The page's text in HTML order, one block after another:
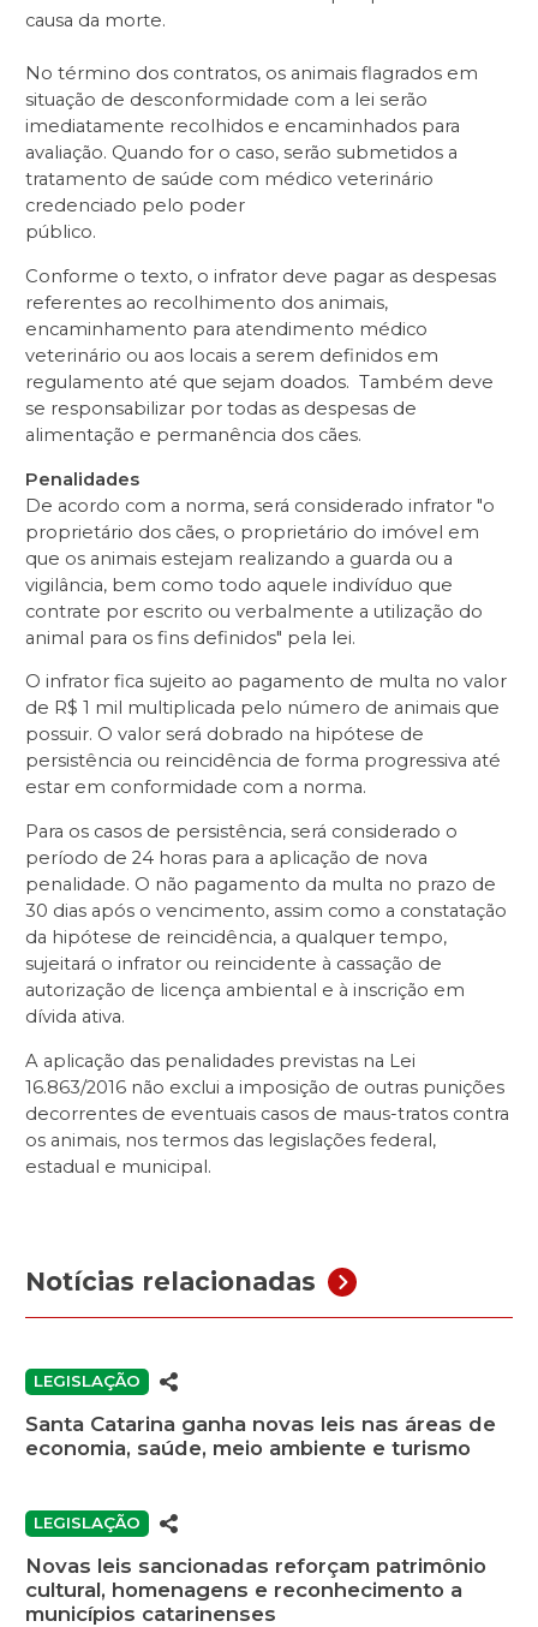
causa da morte.
No término dos contratos, os animais flagrados em
situação de desconformidade com a lei serão
imediatamente recolhidos e encaminhados para
avaliação. Quando for o caso, serão submetidos a
tratamento de saúde com médico veterinário
credenciado pelo poder
público.
Conforme o texto, o infrator deve pagar as despesas
referentes ao recolhimento dos animais,
encaminhamento para atendimento médico
veterinário ou aos locais a serem definidos em
regulamento até que sejam doados. Também deve
se responsabilizar por todas as despesas de
alimentação e permanência dos cães.
Penalidades
De acordo com a norma, será considerado infrator "o
proprietário dos cães, o proprietário do imóvel em
que os animais estejam realizando a guarda ou a
vigilância, bem como todo aquele indivíduo que
contrate por escrito ou verbalmente a utilização do
animal para os fins definidos" pela lei.
O infrator fica sujeito ao pagamento de multa no valor
de R$ 1 mil multiplicada pelo número de animais que
possuir. O valor será dobrado na hipótese de
persistência ou reincidência de forma progressiva até
estar em conformidade com a norma.
Para os casos de persistência, será considerado o
período de 24 horas para a aplicação de nova
penalidade. O não pagamento da multa no prazo de
30 dias após o vencimento, assim como a constatação
da hipótese de reincidência, a qualquer tempo,
sujeitará o infrator ou reincidente à cassação de
autorização de licença ambiental e à inscrição em
dívida ativa.
A aplicação das penalidades previstas na Lei
16.863/2016 não exclui a imposição de outras punições
decorrentes de eventuais casos de maus-tratos contra
os animais, nos termos das legislações federal,
estadual e municipal.
Notícias relacionadas
LEGISLAÇÃO
Santa Catarina ganha novas leis nas áreas de
economia, saúde, meio ambiente e turismo
LEGISLAÇÃO
Novas leis sancionadas reforçam patrimônio
cultural, homenagens e reconhecimento a
municípios catarinenses